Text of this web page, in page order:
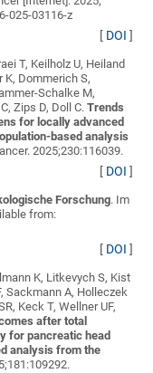
025-03116-z
[ DOI ]
T, Keilholz U, Heiland
K, Dommerich S,
Schalke M,
Zips D, Doll C.Trends
for locally advanced
based analysis
2025;230:116039.
[ DOI ]
Forschung. Im
from:
[ DOI ]
K, Litkevych S, Kist
Sackmann A, Holleczek
Keck T, Wellner UF,
after total
for pancreatic head
analysis from the